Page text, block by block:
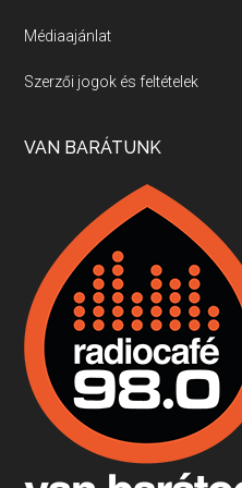
Villány, kékfrankos,
Apr 17, 2026 • 00:35:38
Boston, teadélután,
Apr 9, 2026 • 00:37:17
Fermentáljunk, a
Apr 3, 2026 • 00:36:07
Médiaajánlat
Szerzői jogok és feltételek
VAN BARÁTUNK